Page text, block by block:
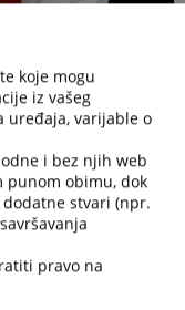
koje mogu
iz vašeg
uređaja, varijable o
i bez njih web
punom obimu, dok
stvari (npr.
pravo na